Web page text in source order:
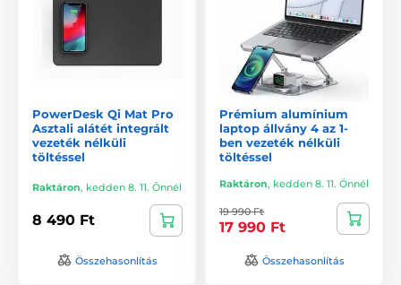
PowerDesk Qi Mat Pro
Asztali alátét integrált
vezeték nélküli
töltéssel
Raktáron, kedden 8. 11. Önnél
8 490 Ft
Összehasonlítás
Prémium alumínium
laptop állvány 4 az 1-
ben vezeték nélküli
töltéssel
Raktáron, kedden 8. 11. Önnél
19 990 Ft
17 990 Ft
Összehasonlítás